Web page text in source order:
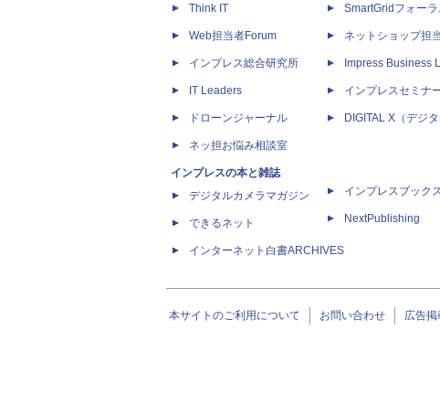
Think IT
Web担当者Forum
インプレス総合研究所
IT Leaders
ドローンジャーナル
ネッ担お悩み相談室
インプレスの本と雑誌
デジタルカメラマガジン
できるネット
インターネット白書ARCHIVES
SmartGridフォーラ
ネットショップ担
Impress Business
インプレスセミナ
DIGITAL X（デジタ
インプレスブックス
NextPublishing
本サイトのご利用について お問い合わせ 広告掲